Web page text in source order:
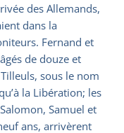
des Allemands,
dans la
Fernand et
de douze et
sous le nom
la Libération; les
Samuel et
ans, arrivèrent